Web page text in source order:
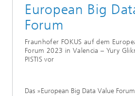
European Big
Forum
Fraunhofer FOKUS auf dem
Forum 2023 in Valencia – Yury
PISTIS vor
Das »European Big Data Value